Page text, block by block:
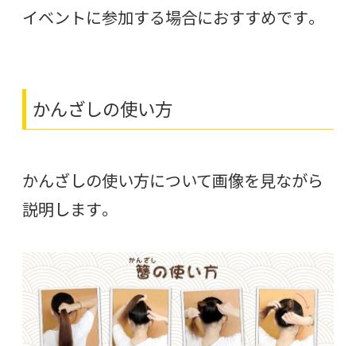
イベントに参加する場合におすすめです。
かんざしの使い方
かんざしの使い方について画像を見ながら
説明します。